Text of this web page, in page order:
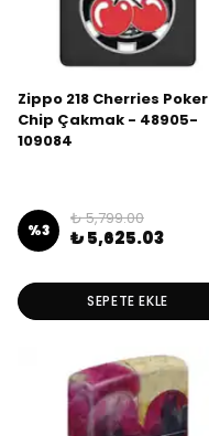
Zippo 218 Cherries Poker
Chip Çakmak - 48905-
109084
%3
₺ 5,799.00
₺ 5,625.03
SEPETE EKLE